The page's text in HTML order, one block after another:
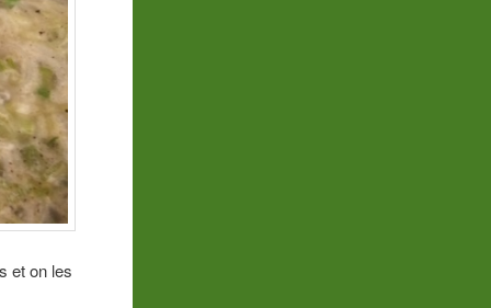
et on les